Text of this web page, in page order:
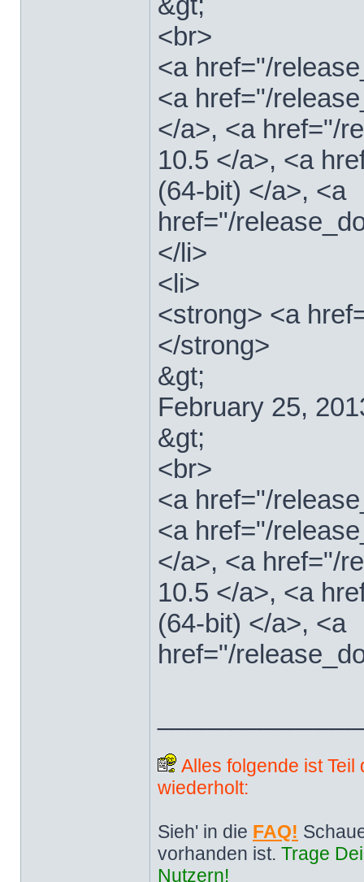
<br>
<a href="/
<a href="/
</a>, <a href="/
10.5 </a>, <a
(64-bit) </a>, <a
href="/
</li>
<li>
<strong> <a
</strong>
&gt;
February 25,
&gt;
<br>
<a href="/
<a href="/
</a>, <a href="/
10.5 </a>, <a
(64-bit) </a>, <a
href="/
Alles folgende ist
wiederholt:
Sieh' in die FAQ!
vorhanden ist. Trage
Nutzern!